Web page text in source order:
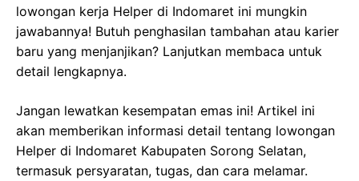
lowongan kerja Helper di Indomaret ini mungkin
jawabannya! Butuh penghasilan tambahan atau karier
baru yang menjanjikan? Lanjutkan membaca untuk
detail lengkapnya.
Jangan lewatkan kesempatan emas ini! Artikel ini
akan memberikan informasi detail tentang lowongan
Helper di Indomaret Kabupaten Sorong Selatan,
termasuk persyaratan, tugas, dan cara melamar.